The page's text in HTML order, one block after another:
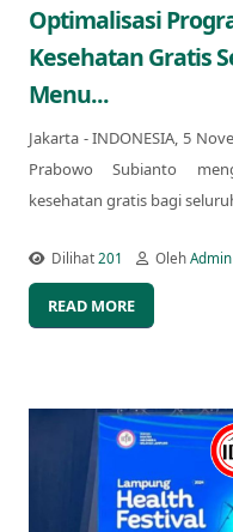
Optimalisasi
Kesehatan Gratis
Menu...
Jakarta - INDONESIA, 5
Prabowo Subianto
kesehatan gratis bagi
Dilihat201 OlehAdmin
READ MORE